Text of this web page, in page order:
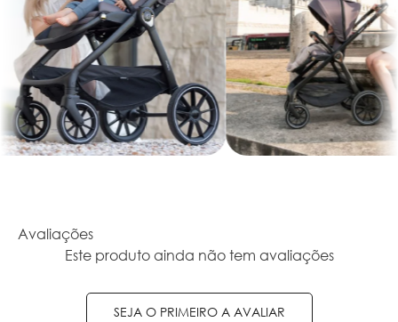
Avaliações
Este produto ainda não tem avaliações
SEJA O PRIMEIRO A AVALIAR